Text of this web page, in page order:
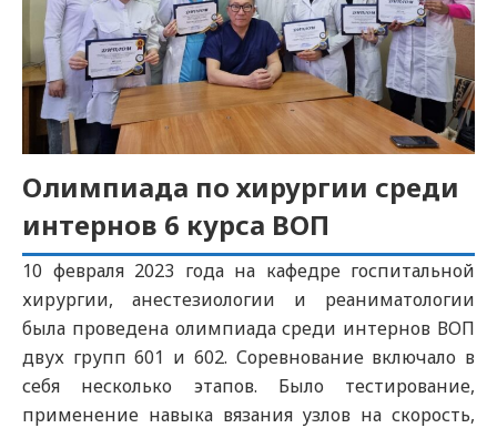
Олимпиада по хирургии среди
интернов 6 курса ВОП
10 февраля 2023 года на кафедре госпитальной
хирургии, анестезиологии и реаниматологии
была проведена олимпиада среди интернов ВОП
двух групп 601 и 602. Соревнование включало в
себя несколько этапов. Было тестирование,
применение навыка вязания узлов на скорость,